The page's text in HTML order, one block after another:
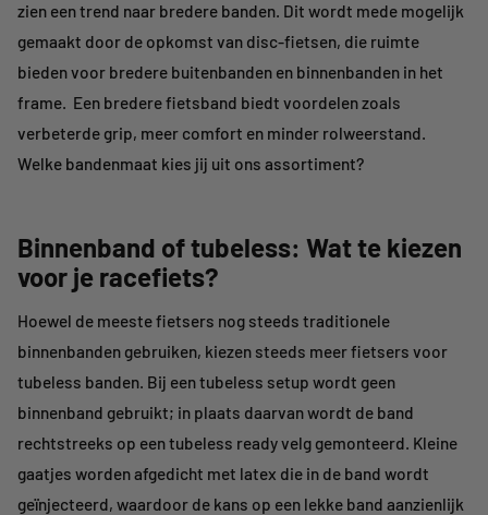
zien een trend naar bredere banden. Dit wordt mede mogelijk
gemaakt door de opkomst van disc-fietsen, die ruimte
bieden voor bredere buitenbanden en binnenbanden in het
frame. Een bredere fietsband biedt voordelen zoals
verbeterde grip, meer comfort en minder rolweerstand.
Welke bandenmaat kies jij uit ons assortiment?
Binnenband of tubeless: Wat te kiezen
voor je racefiets?
Hoewel de meeste fietsers nog steeds traditionele
binnenbanden gebruiken, kiezen steeds meer fietsers voor
tubeless banden. Bij een tubeless setup wordt geen
binnenband gebruikt; in plaats daarvan wordt de band
rechtstreeks op een tubeless ready velg gemonteerd. Kleine
gaatjes worden afgedicht met latex die in de band wordt
geïnjecteerd, waardoor de kans op een lekke band aanzienlijk